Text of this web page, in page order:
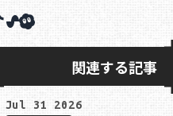
関連する記事
Jul 31 2026